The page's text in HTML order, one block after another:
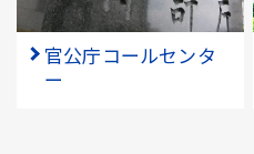
官公庁コールセンタ
ー